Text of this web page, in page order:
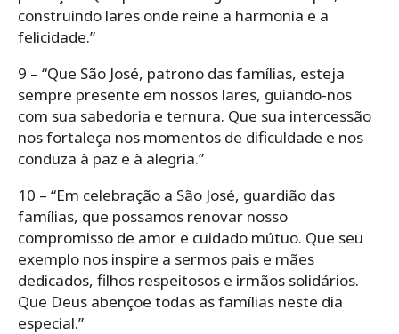
construindo lares onde reine a harmonia e a
felicidade.”
9 – “Que São José, patrono das famílias, esteja
sempre presente em nossos lares, guiando-nos
com sua sabedoria e ternura. Que sua intercessão
nos fortaleça nos momentos de dificuldade e nos
conduza à paz e à alegria.”
10 – “Em celebração a São José, guardião das
famílias, que possamos renovar nosso
compromisso de amor e cuidado mútuo. Que seu
exemplo nos inspire a sermos pais e mães
dedicados, filhos respeitosos e irmãos solidários.
Que Deus abençoe todas as famílias neste dia
especial.”